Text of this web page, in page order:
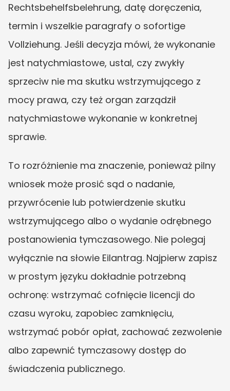
Rechtsbehelfsbelehrung, datę doręczenia,
termin i wszelkie paragrafy o sofortige
Vollziehung. Jeśli decyzja mówi, że wykonanie
jest natychmiastowe, ustal, czy zwykły
sprzeciw nie ma skutku wstrzymującego z
mocy prawa, czy też organ zarządził
natychmiastowe wykonanie w konkretnej
sprawie.
To rozróżnienie ma znaczenie, ponieważ pilny
wniosek może prosić sąd o nadanie,
przywrócenie lub potwierdzenie skutku
wstrzymującego albo o wydanie odrębnego
postanowienia tymczasowego. Nie polegaj
wyłącznie na słowie Eilantrag. Najpierw zapisz
w prostym języku dokładnie potrzebną
ochronę: wstrzymać cofnięcie licencji do
czasu wyroku, zapobiec zamknięciu,
wstrzymać pobór opłat, zachować zezwolenie
albo zapewnić tymczasowy dostęp do
świadczenia publicznego.